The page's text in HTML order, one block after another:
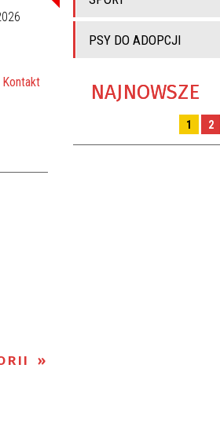
Kontakt
PSY DO ADOPCJI
NAJNOWSZE
1 2